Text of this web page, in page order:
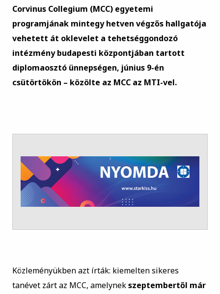
Corvinus Collegium (MCC) egyetemi
programjának mintegy hetven végzős hallgatója
vehetett át oklevelet a tehetséggondozó
intézmény budapesti központjában tartott
diplomaosztó ünnepségen, június 9-én
csütörtökön – közölte az MCC az MTI-vel.
Közleményükben azt írták: kiemelten sikeres
tanévet zárt az MCC, amelynekszeptembertől már